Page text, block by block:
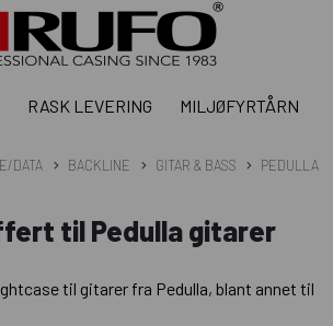
RASK LEVERING MILJØFYRTÅRN
DATA BACKLINE GITAR & BASS PEDULLA
til Pedulla gitarer
til gitarer fra Pedulla, blant annet til